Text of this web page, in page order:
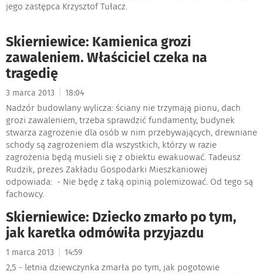
jego zastępca Krzysztof Tułacz.
Skierniewice: Kamienica grozi
zawaleniem. Właściciel czeka na
tragedię
3 marca 2013 18:04
Nadzór budowlany wylicza: ściany nie trzymają pionu, dach
grozi zawaleniem, trzeba sprawdzić fundamenty, budynek
stwarza zagrożenie dla osób w nim przebywających, drewniane
schody są zagrożeniem dla wszystkich, którzy w razie
zagrożenia będą musieli się z obiektu ewakuować. Tadeusz
Rudzik, prezes Zakładu Gospodarki Mieszkaniowej
odpowiada: - Nie będę z taką opinią polemizować. Od tego są
fachowcy.
Skierniewice: Dziecko zmarło po tym,
jak karetka odmówiła przyjazdu
1 marca 2013 14:59
2,5 - letnia dziewczynka zmarła po tym, jak pogotowie